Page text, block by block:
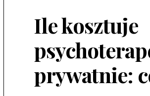
Ile kosztuje
prywatnie: